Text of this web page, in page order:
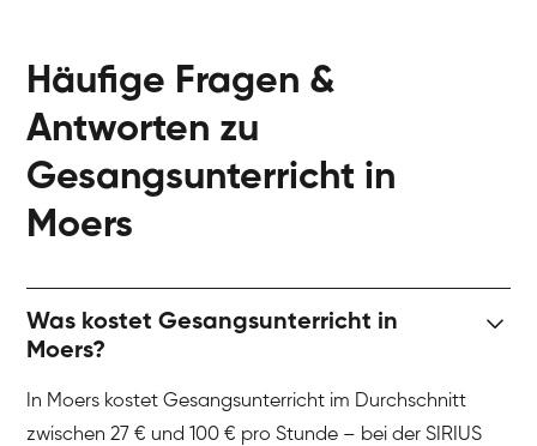
Häufige Fragen &
Antworten zu
Gesangsunterricht in
Moers
Was kostet Gesangsunterricht in
Moers?
In Moers kostet Gesangsunterricht im Durchschnitt
zwischen 27 € und 100 € pro Stunde – bei der SIRIUS